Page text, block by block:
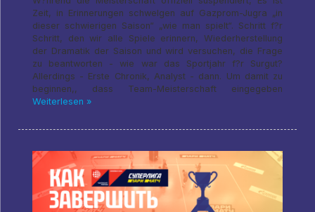
Zeit, in Erinnerungen schwelgen auf Gazprom-Jugra „in
dieser schwierigen Saison“ „wie man spielt“. Schritt f?r
Schritt, den wir alle Spiele erinnern, Wiederherstellung
der Dramatik der Saison und wird versuchen, die Frage
zu beantworten - wie war das Sportjahr f?r Surgut?
Allerdings - Erste Chronik, Analyst - dann. Um damit zu
beginnen,, dass Team-Meisterschaft eingegeben
Weiterlesen »